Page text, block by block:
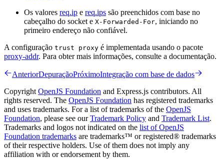
Os valores req.ip e req.ips são preenchidos com base no
cabeçalho do socket e X-Forwarded-For, iniciando no
primeiro endereço não confiável.
A configuração trust proxy é implementada usando o pacote
proxy-addr. Para obter mais informações, consulte a documentação.
AnteriorDepuraçãoPróximoIntegração com base de dados
Copyright OpenJS Foundation and Express.js contributors. All
rights reserved. The OpenJS Foundation has registered trademarks
and uses trademarks. For a list of trademarks of the OpenJS
Foundation, please see ourTrademark Policy and Trademark List.
Trademarks and logos not indicated on the list of OpenJS
Foundation trademarks are trademarks™ or registered® trademarks
of their respective holders. Use of them does not imply any
affiliation with or endorsement by them.